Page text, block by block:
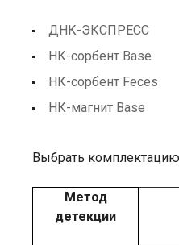
ДНК-ЭКСПРЕСС
НК-сорбент Base
НК-сорбент Feces
НК-магнит Base
Выбрать комплектацию
Метод
детекции